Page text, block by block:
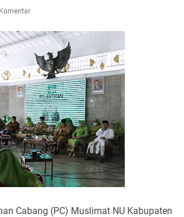
Akibat Kekeringan, Polres Kuningan dan PAM Tirta
Penyusunan Dokumen SPMI
Nafsu?
Kamis 6 Agustus 2026, Daging Naik, Telur Turun
Jumat 7 Agustus 2026 Ada Tiga, Tapi yang Bakal Dihadiri
Cabang (PC) Muslimat NU Kabupaten